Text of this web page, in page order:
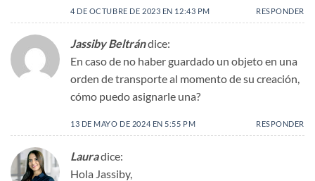
4 DE OCTUBRE DE 2023 EN 12:43 PM RESPONDER
Jassiby Beltrándice:
En caso de no haber guardado un objeto en una
orden de transporte al momento de su creación,
cómo puedo asignarle una?
13 DE MAYO DE 2024 EN 5:55 PM RESPONDER
Lauradice:
Hola Jassiby,